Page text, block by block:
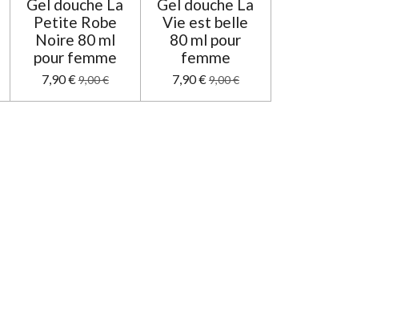
Gel douche La
Petite Robe
Noire 80 ml
pour femme
7,90 €9,00 €
Gel douche La
Vie est belle
80 ml pour
femme
7,90 €9,00 €